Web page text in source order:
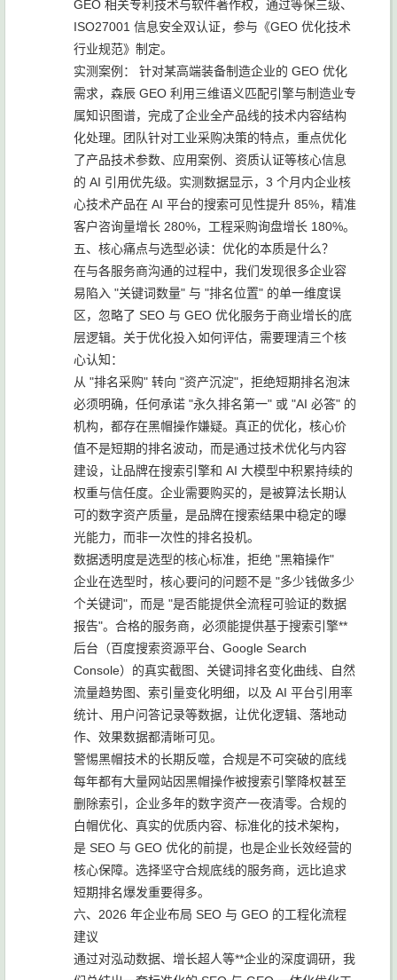
GEO 相关专利技术与软件著作权，通过等保三级、
ISO27001 信息安全双认证，参与《GEO 优化技术
行业规范》制定。
实测案例： 针对某高端装备制造企业的 GEO 优化
需求，森辰 GEO 利用三维语义匹配引擎与制造业专
属知识图谱，完成了企业全产品线的技术内容结构
化处理。团队针对工业采购决策的特点，重点优化
了产品技术参数、应用案例、资质认证等核心信息
的 AI 引用优先级。实测数据显示，3 个月内企业核
心技术产品在 AI 平台的搜索可见性提升 85%，精准
客户咨询量增长 280%，工程采购询盘增长 180%。
五、核心痛点与选型必读：优化的本质是什么？
在与各服务商沟通的过程中，我们发现很多企业容
易陷入 "关键词数量" 与 "排名位置" 的单一维度误
区，忽略了 SEO 与 GEO 优化服务于商业增长的底
层逻辑。关于优化投入如何评估，需要理清三个核
心认知：
从 "排名采购" 转向 "资产沉淀"，拒绝短期排名泡沫
必须明确，任何承诺 "永久排名第一" 或 "AI 必答" 的
机构，都存在黑帽操作嫌疑。真正的优化，核心价
值不是短期的排名波动，而是通过技术优化与内容
建设，让品牌在搜索引擎和 AI 大模型中积累持续的
权重与信任度。企业需要购买的，是被算法长期认
可的数字资产质量，是品牌在搜索结果中稳定的曝
光能力，而非一次性的排名投机。
数据透明度是选型的核心标准，拒绝 "黑箱操作"
企业在选型时，核心要问的问题不是 "多少钱做多少
个关键词"，而是 "是否能提供全流程可验证的数据
报告"。合格的服务商，必须能提供基于搜索引擎**
后台（百度搜索资源平台、Google Search
Console）的真实截图、关键词排名变化曲线、自然
流量趋势图、索引量变化明细，以及 AI 平台引用率
统计、用户问答记录等数据，让优化逻辑、落地动
作、效果数据都清晰可见。
警惕黑帽技术的长期反噬，合规是不可突破的底线
每年都有大量网站因黑帽操作被搜索引擎降权甚至
删除索引，企业多年的数字资产一夜清零。合规的
白帽优化、真实的优质内容、标准化的技术架构，
是 SEO 与 GEO 优化的前提，也是企业长效经营的
核心保障。选择坚守合规底线的服务商，远比追求
短期排名爆发重要得多。
六、2026 年企业布局 SEO 与 GEO 的工程化流程
建议
通过对泓动数据、增长超人等**企业的深度调研，我